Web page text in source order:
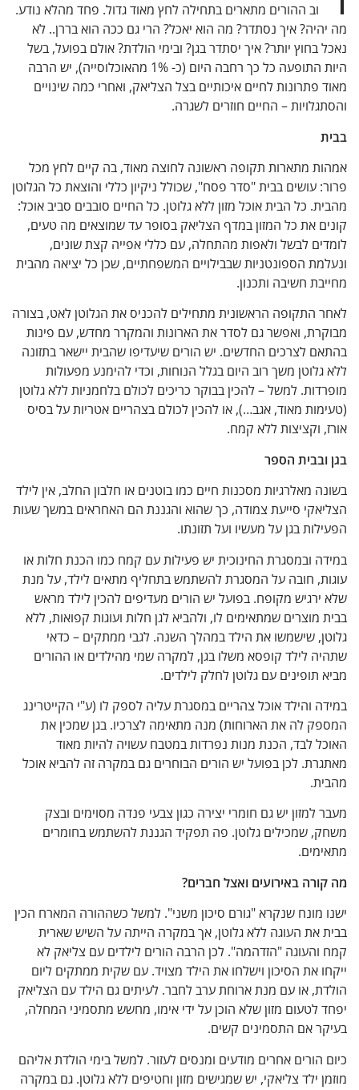
וב ההורים מתארים בתחילה לחץ מאוד גדול. פחד מהלא נודע.
איך נסתדר? מה הוא יאכל? הרי גם ככה הוא בררן.. לא
בחוץ יותר? איך יסתדר בגן? ובימי הולדת? אולם בפועל, בשל
היות התופעה כל כך רחבה היום (כ- 1% מהאוכלוסייה), יש הרבה
לחיים איכותיים בצל הצליאק, ואחרי כמה שינויים
– החיים חוזרים לשגרה.
מתארות תקופה ראשונה לחוצה מאוד, בה קיים לחץ מכל
עושים בבית "סדר פסח", שכולל ניקיון כללי והוצאת כל הגלוטן
כל הבית אוכל מזון ללא גלוטן. כל החיים סובבים סביב אוכל:
את כל המזון במדף הצליאק בסופר עד שמוצאים מה טעים,
לבשל ולאפות מהתחלה, עם כללי אפייה קצת שונים,
הספונטניות שבבילויים המשפחתיים, שכן כל יציאה מהבית
חשיבה ותכנון.
התקופה הראשונית מתחילים להכניס את הגלוטן לאט, בצורה
ואפשר גם לסדר את הארונות והמקרר מחדש, עם פינות
לצרכים החדשים. יש הורים שיעדיפו שהבית יישאר בתזונה
משך רוב היום בגלל הנוחות, וכדי להימנע מפעולות
למשל – להכין בבוקר כריכים לכולם בלחמניות ללא גלוטן
מאוד, אגב…), או להכין לכולם בצהריים אטריות על בסיס
וקציצות ללא קמח.
הספר
מאלרגיות מסכנות חיים כמו בוטנים או חלבון החלב, אין לילד
סייעת צמודה, כך שהוא והגננת הם האחראים במשך שעות
בגן על מעשיו ועל תזונתו.
ובמסגרת החינוכית יש פעילות עם קמח כמו הכנת חלות או
חובה על המסגרת להשתמש בתחליף מתאים לילד, על מנת
מקופח. בפועל יש הורים מעדיפים להכין לילד מראש
מוצרים שמתאימים לו, ולהביא לגן חלות ועוגות קפואות, ללא
שישמשו את הילד במהלך השנה. לגבי ממתקים – כדאי
לילד קופסא משלו בגן, למקרה שמי מהילדים או ההורים
תופינים עם גלוטן לחלק לילדים.
והילד אוכל צהריים במסגרת עליה לספק לו (ע"י הקייטרינג
לה את הארוחות) מנה מתאימה לצרכיו. בגן שמכין את
לבד, הכנת מנות נפרדות במטבח עשויה להיות מאוד
לכן בפועל יש הורים הבוחרים גם במקרה זה להביא אוכל
יש גם חומרי יצירה כגון צבעי פנדה מסוימים ובצק
שמכילים גלוטן. פה תפקיד הגננת להשתמש בחומרים
באירועים ואצל חברים?
מונח שנקרא "גורם סיכון משני". למשל כשההורה המארח הכין
את העוגה ללא גלוטן, אך במקרה הייתה על השיש שארית
"הזדהמה". לכן הרבה הורים לילדים עם צליאק לא
את הסיכון וישלחו את הילד מצויד. עם שקית ממתקים ליום
או עם מנת ארוחת ערב לחבר. לעיתים גם הילד עם הצליאק
לטעום מזון שלא הוכן על ידי אימו, מחשש מתסמיני המחלה,
אם התסמינים קשים.
הורים אחרים מודעים ומנסים לעזור. למשל בימי הולדת אליהם
ילד צליאקי, יש שמגישים מזון וחטיפים ללא גלוטן. גם במקרה